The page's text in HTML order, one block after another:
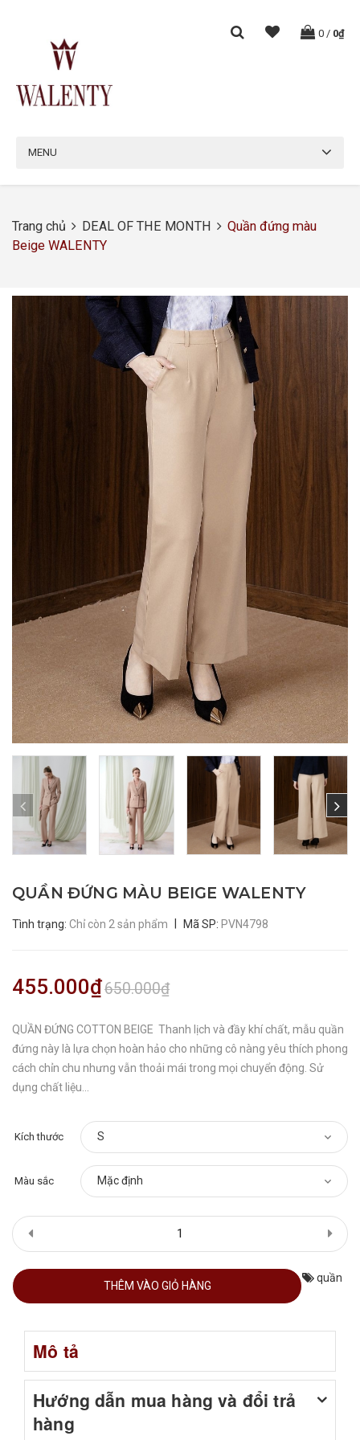
0 / 0₫
MENU
Trang chủ DEAL OF THE MONTH
Quần đứng màu
Beige WALENTY
QUẦN ĐỨNG MÀU BEIGE WALENTY
Tình trạng: Chỉ còn 2 sản phẩm Mã SP: PVN4798
455.000₫650.000₫
QUẦN ĐỨNG COTTON BEIGE Thanh lịch và đầy khí chất, mẫu quần
đứng này là lựa chọn hoàn hảo cho những cô nàng yêu thích phong
cách chỉn chu nhưng vẫn thoải mái trong mọi chuyển động. Sử
dụng chất liệu...
Kích thước
Màu sắc
THÊM VÀO GIỎ HÀNG
quần
Mô tả
Hướng dẫn mua hàng và đổi trả
hàng